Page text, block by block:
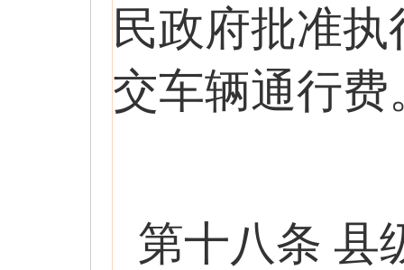
民政府批准
交车辆通行费
第十八条 县